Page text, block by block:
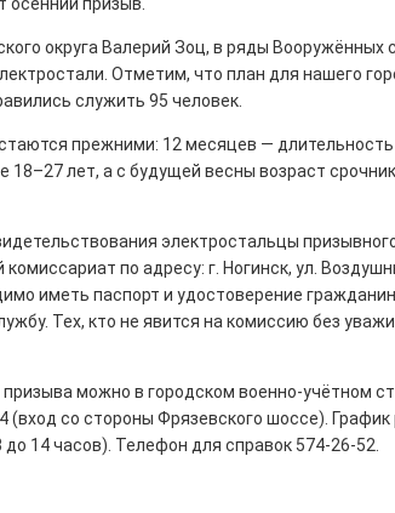
по
округа Валерий Зоц, в ряды Вооружённых
Отметим, что план для нашего
служить 95 человек.
прежними: 12 месяцев — длительность
лет, а с будущей весны возраст
электростальцы
по адресу: г. Ногинск, ул.
иметь паспорт и удостоверение
Тех, кто не явится на комиссию без
можно в городском военно-учётном
(вход со стороны Фрязевского шоссе). График
14 часов). Телефон для справок 574-26-52.